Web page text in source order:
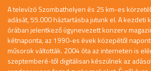
A televízó Szombathelyen és 25 km-es
adását, 55.000 háztartásba jutunk el. A kezdeti
órában jelentkező úgynevezett konzerv
kétnaponta, az 1990-es évek közepétől
műsorok váltották. 2004 óta az interneten is
szeptemberé-től digitálisan készülnek az